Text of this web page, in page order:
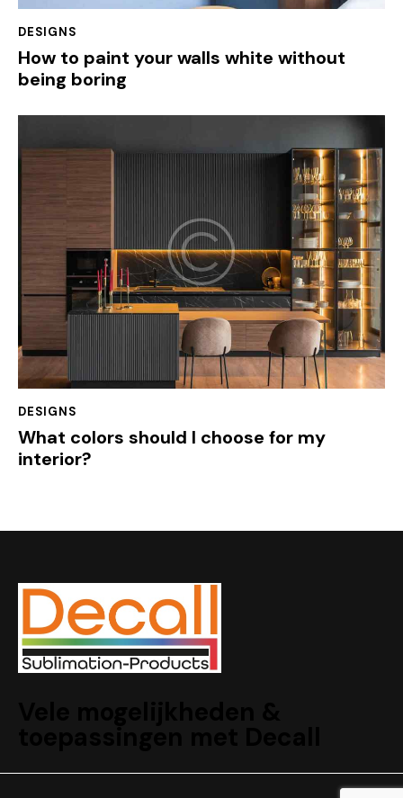
DESIGNS
How to paint your walls white without
being boring
DESIGNS
What colors should I choose for my
interior?